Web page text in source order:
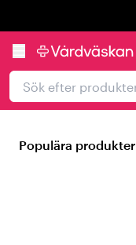
Populära produkter